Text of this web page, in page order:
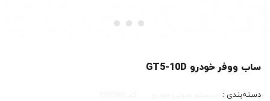
ساب ووفر خودرو GT5-10D
دسته‌بندی :